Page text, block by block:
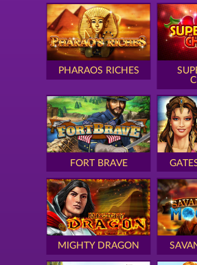
PHARAOS RICHES
FORT BRAVE
MIGHTY DRAGON